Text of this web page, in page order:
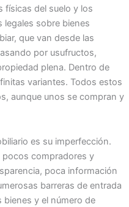
físicas del suelo y los
sobre bienes
que van desde las
por usufructos,
plena. Dentro de
variantes. Todos estos
aunque unos se compran y
es su imperfección.
compradores y
poca información
barreras de entrada
bienes y el número de